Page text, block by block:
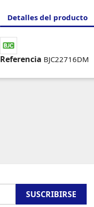
Detalles del producto
Referencia BJC22716DM